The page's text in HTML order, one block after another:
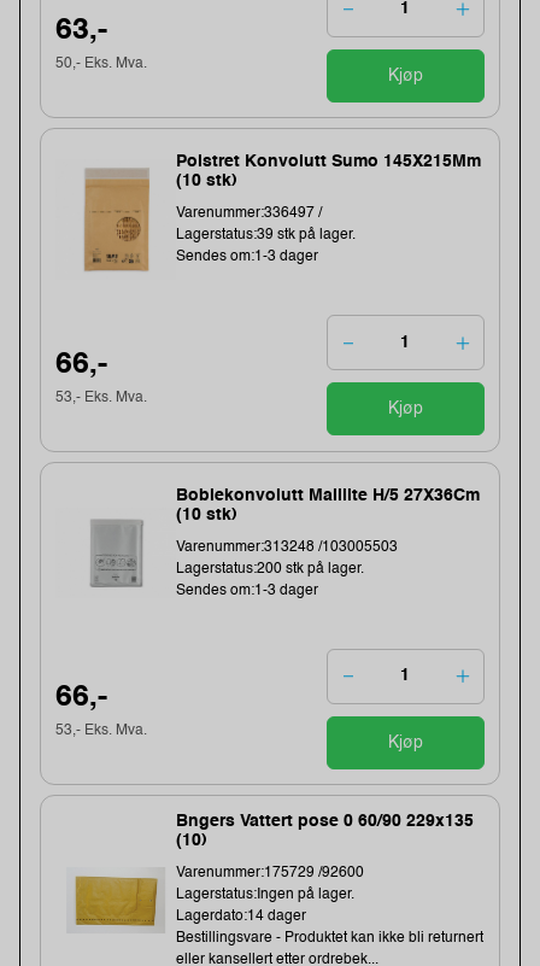
63,-
50,- Eks. Mva.
Kjøp
Polstret Konvolutt Sumo 145X215Mm
(10 stk)
Varenummer:336497 /
Lagerstatus:39 stk på lager.
Sendes om:1-3 dager
66,-
53,- Eks. Mva.
Kjøp
Boblekonvolutt Maillite H/5 27X36Cm
(10 stk)
Varenummer:313248 /103005503
Lagerstatus:200 stk på lager.
Sendes om:1-3 dager
66,-
53,- Eks. Mva.
Kjøp
Bngers Vattert pose 0 60/90 229x135
(10)
Varenummer:175729 /92600
Lagerstatus:Ingen på lager.
Lagerdato:14 dager
Bestillingsvare - Produktet kan ikke bli returnert
eller kansellert etter ordrebek...